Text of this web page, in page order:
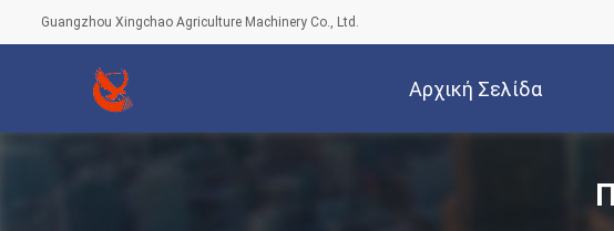
Guangzhou Xingchao Agriculture Machinery Co., Ltd.
Αρχική Σελίδα